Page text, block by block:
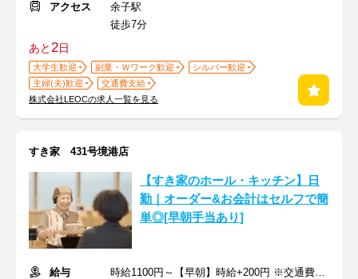
アクセス
余子駅
徒歩7分
あと2日
大学生歓迎 副業・Ｗワーク歓迎
シルバー歓迎
主婦(夫)歓迎
交通費支給
株式会社LEOCの求人一覧を見る
すき家 431号境港店
【すき家のホール・キッチン】日
勤｜オーダー&お会計はセルフで簡
単◎[早朝手当あり]
給与
時給1100円～【早朝】時給+200円 ※交通費支給